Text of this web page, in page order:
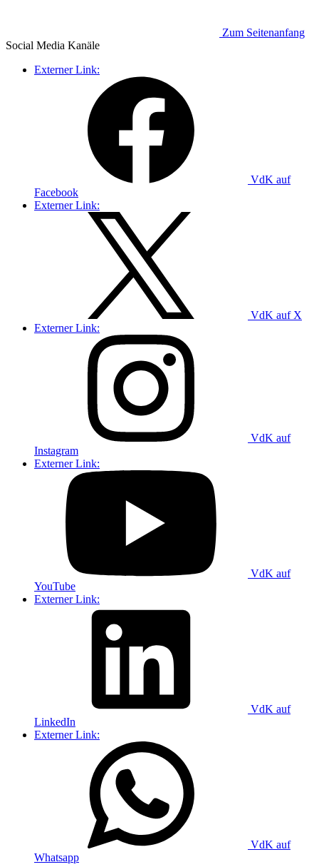
Zum Seitenanfang
Social Media Kanäle
Externer Link:
VdK auf
Facebook
Externer Link:
VdK auf X
Externer Link:
VdK auf
Instagram
Externer Link:
VdK auf
YouTube
Externer Link:
VdK auf
LinkedIn
Externer Link:
VdK auf
Whatsapp